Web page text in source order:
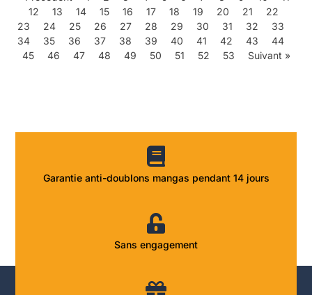
12
13 14 15 16 17 18 19 20 21
22
23
24 25 26 27 28 29 30 31 32
33
34
35 36 37 38 39 40 41 42 43
44
45
46 47 48 49 50 51 52 53 Suivant »
Garantie anti-doublons mangas pendant 14 jours
Sans engagement